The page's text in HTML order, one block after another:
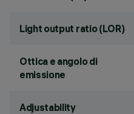
Light output ratio (LOR)
Ottica e angolo di
emissione
Adjustability